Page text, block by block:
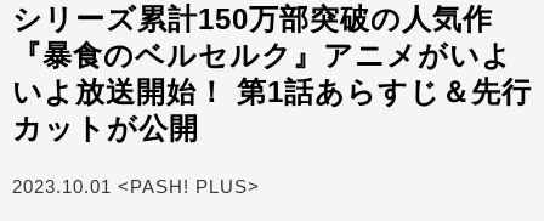
シリーズ累計150万部突破の人気作
『暴食のベルセルク』アニメがいよ
いよ放送開始！ 第1話あらすじ＆先行
カットが公開
2023.10.01 <PASH! PLUS>